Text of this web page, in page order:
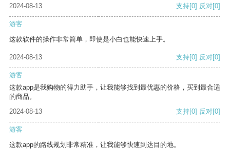
2024-08-13 支持[0] 反对[0]
游客
这款软件的操作非常简单，即使是小白也能快速上手。
2024-08-13 支持[0] 反对[0]
游客
这款app是我购物的得力助手，让我能够找到最优惠的价格，买到最合适
的商品。
2024-08-13
支持[0] 反对[0]
游客
这款app的路线规划非常精准，让我能够快速到达目的地。